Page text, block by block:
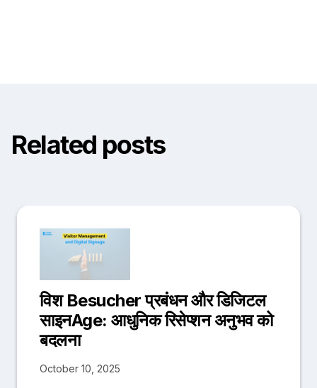
Related posts
विश Besucher प्रबंधन और डिजिटल
साइनAge: आधुनिक रिसेप्शन अनुभव को
बदलना
October 10, 2025